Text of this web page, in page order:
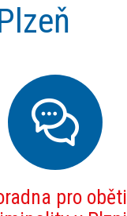
pro oběti